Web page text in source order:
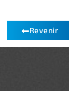
Revenir